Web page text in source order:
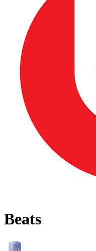
Beats